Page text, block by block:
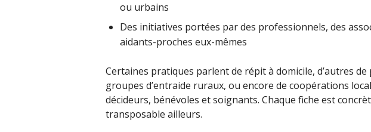
ou urbains
Des initiatives portées par des professionnels, des
aidants-proches eux-mêmes
Certaines pratiques parlent de répit à domicile, d’autres de
groupes d’entraide ruraux, ou encore de coopérations
décideurs, bénévoles et soignants. Chaque fiche est
transposable ailleurs.